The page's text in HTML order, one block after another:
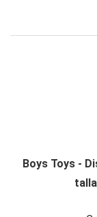
Boys Toys -